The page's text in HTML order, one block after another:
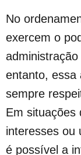
No
exercem o
entanto, essa
sempre
Em situações
interesses ou
é possível a